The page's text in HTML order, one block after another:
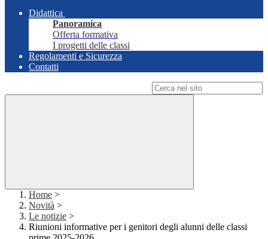
Didattica
Panoramica
Offerta formativa
I progetti delle classi
Regolamenti e Sicurezza
Contatti
Home >
Novità >
Le notizie >
Riunioni informative per i genitori degli alunni delle classi